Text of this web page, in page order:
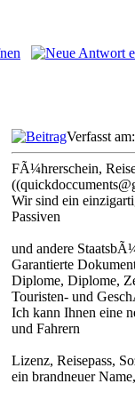
Verfasst
FÃ¼hrerschein,
Wir sind ein
Passiven
und andere
Garantierte
Diplome, Diplome,
Touristen- und
Ich kann Ihnen eine
und Fahrern
Lizenz, Reisepass,
ein brandneuer